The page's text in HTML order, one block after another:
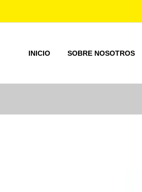
INICIO SOBRE NOSOTROS